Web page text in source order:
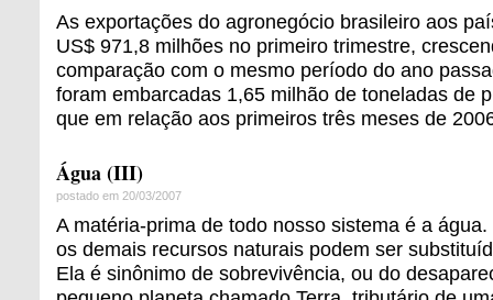
As exportações do agronegócio brasileiro aos
US$ 971,8 milhões no primeiro trimestre,
comparação com o mesmo período do ano
foram embarcadas 1,65 milhão de toneladas de
que em relação aos primeiros três meses de
Água (III)
postado em 20/03/2007
A matéria-prima de todo nosso sistema é a
os demais recursos naturais podem ser
Ela é sinônimo de sobrevivência, ou do